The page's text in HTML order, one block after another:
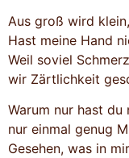
Aus groß wird
Hast meine Hand
Weil soviel
wir Zärtlichkeit
Warum nur hast du
nur einmal genug
Gesehen, was in